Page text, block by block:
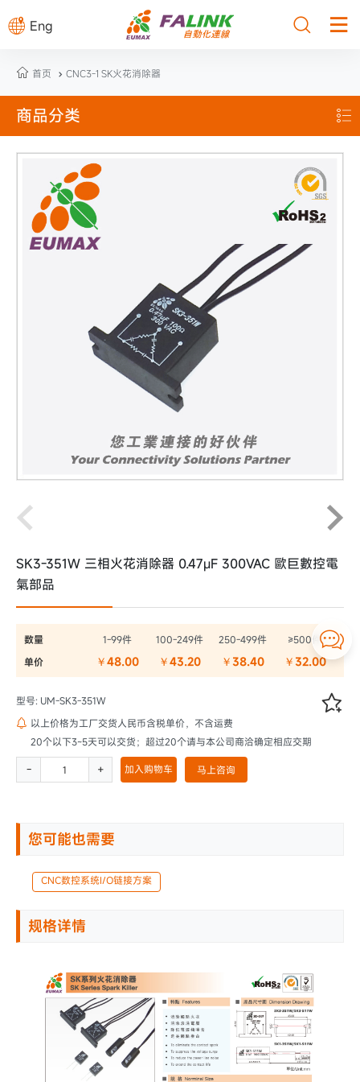
 Eng 


 首页  CNC3-1 SK火花消除器

商品分类
SK3-351W 三相火花消除器 0.47μF 300VAC 歐巨數控電
氣部品
数量 1-99件 100-249件 250-499件
≥500件
单价
￥48.00 ￥43.20 ￥38.40 ￥32.00

型号: UM-SK3-351W
 以上价格为工厂交货人民币含税单价，不含运费
20个以下3~5天可以交货；超过20个请与本公司商洽确定相应交期
- + 加入购物车 马上咨询
您可能也需要
CNC数控系统I/O链接方案
规格详情